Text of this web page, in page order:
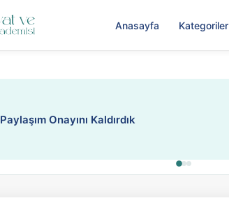
Anasayfa Kategoriler
Paylaşım Onayını Kaldırdık